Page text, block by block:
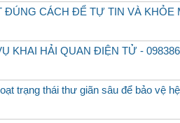
ĐÚNG CÁCH ĐỂ TỰ TIN VÀ KHỎE
KHAI HẢI QUAN ĐIỆN TỬ -
trạng thái thư giãn sâu để bảo vệ